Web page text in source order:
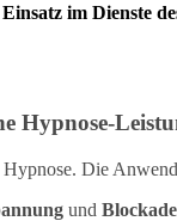
im Dienste
Hypnose-
Die
und